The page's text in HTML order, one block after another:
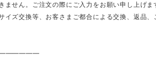
ません。ご注文の際にご入力をお願い申し上げま
イズ交換等、お客さまご都合による交換、返品